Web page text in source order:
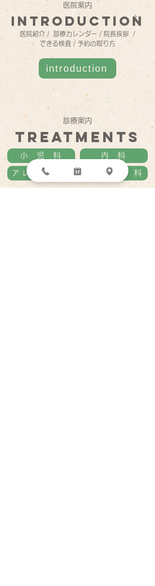
​医院案内
introduction
医院紹介 / 診療カレンダー / 院長挨拶 /
できる検査 / 予約の取り方
introduction
診療案内
TREATMENTS
小 児 科
アレルギー科
内 科
漢 方 内 科